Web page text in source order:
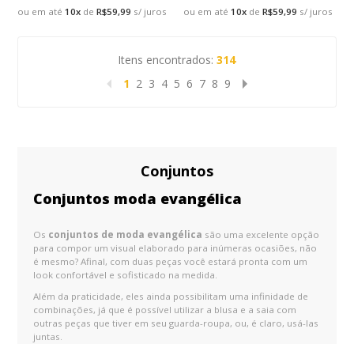
ou em até10x deR$59,99 s/ juros ou em até10x deR$59,99 s/ juros
Itens encontrados:314
1 2 3 4 5 6 7 8 9
Conjuntos
Conjuntos moda evangélica
Os conjuntos de moda evangélica são uma excelente opção
para compor um visual elaborado para inúmeras ocasiões, não
é mesmo? Afinal, com duas peças você estará pronta com um
look confortável e sofisticado na medida.
Além da praticidade, eles ainda possibilitam uma infinidade de
combinações, já que é possível utilizar a blusa e a saia com
outras peças que tiver em seu guarda-roupa, ou, é claro, usá-las
juntas.